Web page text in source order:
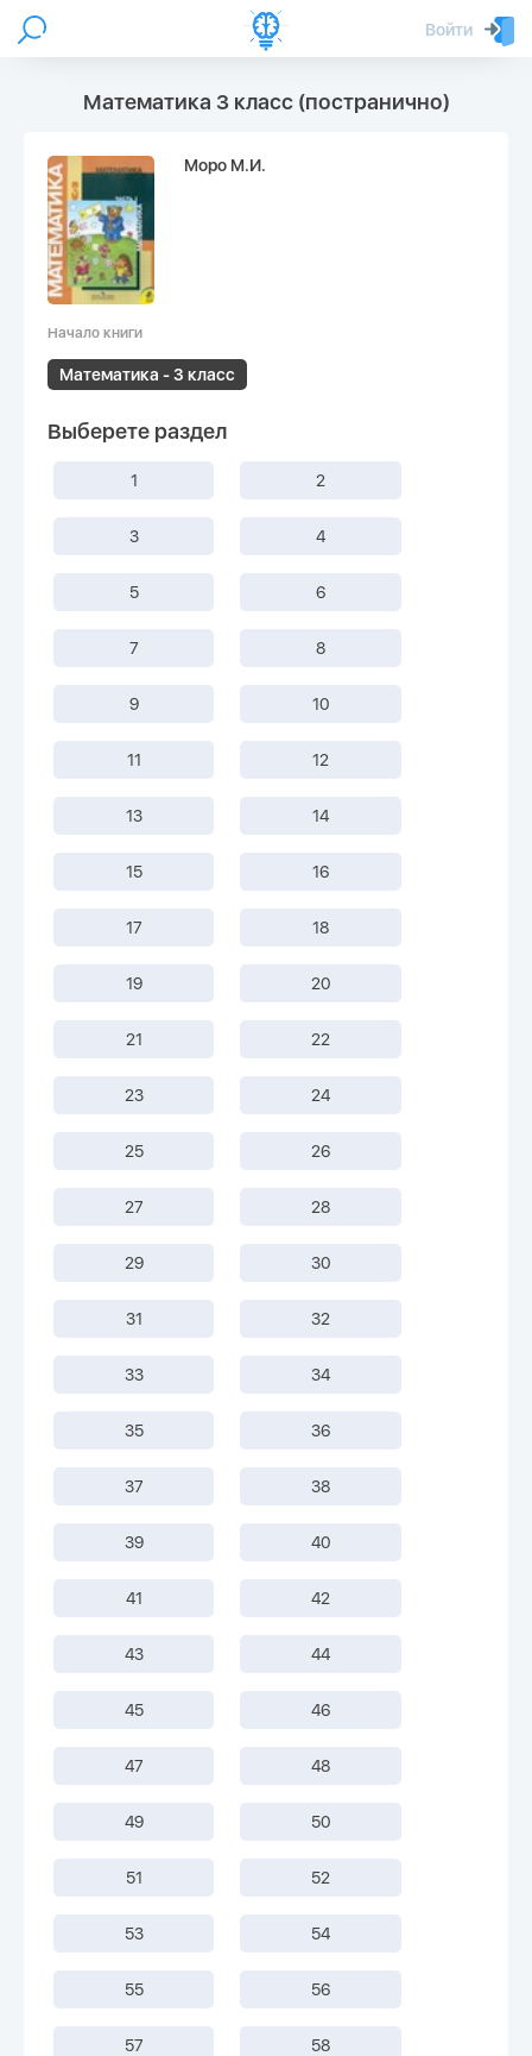
Войти
Математика 3 класс (постранично)
Моро М.И.
Начало книги
Математика - 3 класс
Выберете раздел
1 2
3 4
5 6
7 8
9 10
11 12
13 14
15 16
17 18
19 20
21 22
23 24
25 26
27 28
29 30
31 32
33 34
35 36
37 38
39 40
41 42
43 44
45 46
47 48
49 50
51 52
53 54
55 56
57 58